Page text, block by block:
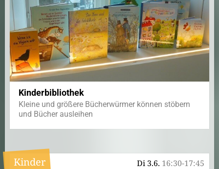
Kinderbibliothek
Kleine und größere Bücherwürmer können stöbern
und Bücher ausleihen
Di 3.6. 16:30-17:45
Kinder